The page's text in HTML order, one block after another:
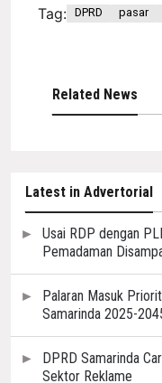
Latest in Advertorial
Usai RDP dengan
Pemadaman
Palaran Masuk
Samarinda 2025-
DPRD Samarinda
Sektor Reklame
Tag: DPRD pasar
Related News